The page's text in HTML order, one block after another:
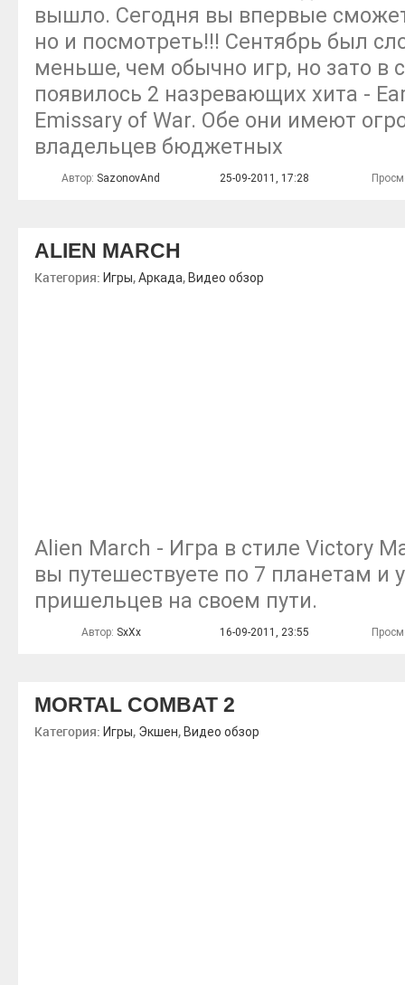
вышло. Сегодня вы впервые
но и посмотреть!!! Сентябрь был
меньше, чем обычно игр, но зато в
появилось 2 назревающих хита -
Emissary of War. Обе они имеют
владельцев бюджетных
Автор: SazonovAnd 25-09-2011, 17:28
ALIEN MARCH
Категория: Игры,Аркада, Видео обзор
Alien March - Игра в стиле Victory
вы путешествуете по 7 планетам и
пришельцев на своем пути.
Автор: SxXx 16-09-2011, 23:55
MORTAL COMBAT 2
Категория: Игры, Экшен, Видео обзор